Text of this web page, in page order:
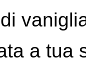
a tua